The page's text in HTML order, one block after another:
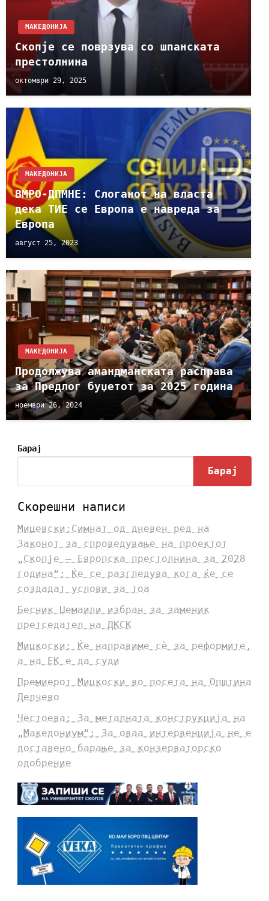
МАКЕДОНИЈА
Скопје се поврзува со шпанската
престолнина
октомври 29, 2025
МАКЕДОНИЈА
ВМРО-ДПМНЕ: Слоганот на власта
дека ТИЕ се Европа е навреда за
Европа
август 25, 2023
МАКЕДОНИЈА
Продолжува амандманската расправа
за Предлог буџетот за 2025 година
ноември 26, 2024
Барај
Барај
Скорешни написи
Мицевски:Симнат од дневен ред на
Законот за спроведување на проектот
„Скопје – Европска престолнина за 2028
година“: Ќе се разгледува кога ќе се
создадат услови за тоа
Бесник Џемаили избран за заменик
претседател на ДКСК
Мицкоски: Ќе направиме сè за реформите,
а на ЕК е да суди
Премиерот Мицкоски во посета на Општина
Делчево
Честоева: За металната конструкција на
„Македониум“: За оваа интервенција не е
доставено барање за конзерваторско
одобрение